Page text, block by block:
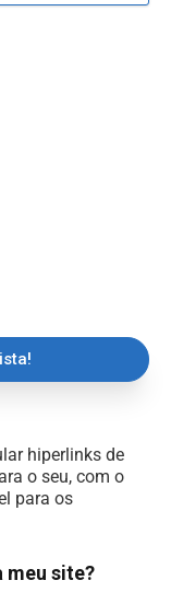
hiperlinks de
o seu, com o
para os
meu site?